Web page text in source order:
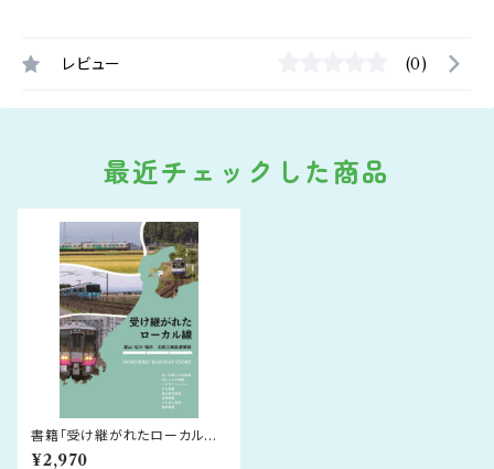
レビュー (0)
最近チェックした商品
書籍「受け継がれたローカル線
～富山・石川・福井 北陸三県鉄
¥2,970